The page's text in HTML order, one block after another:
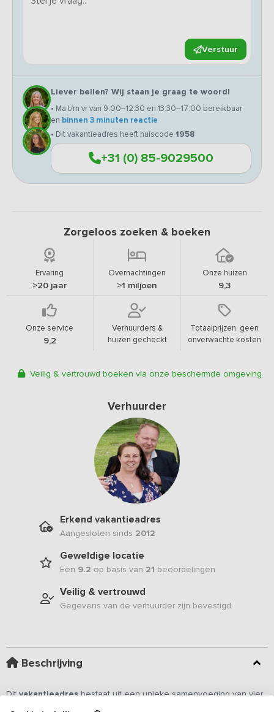
Verstuur
Liever bellen? Wij staan je graag te woord!
• Ma t/m vr van 9:00–12:30 en 13:30–17:00 bereikbaar
en binnen 3 minuten reactie
• Dit vakantieadres heeft huiscode 1958
+31 (0) 85-9029500
Zorgeloos zoeken & boeken
Ervaring
>20 jaar
Overnachtingen
>1 miljoen
Onze huizen
9,3
Onze service
9,2
Verhuurders &
huizen gecheckt
Totaalprijzen, geen
onverwachte kosten
Veilig & vertrouwd boeken via onze beschermde omgeving
Verhuurder
Erkend vakantieadres
Aangesloten sinds 2012
Geweldige locatie
Een 9.2 op basis van 21 beoordelingen
Veilig & vertrouwd
Gegevens van de verhuurder zijn bevestigd
Beschrijving
Ditvakantieadresbestaat uit een unieke samenvoeging van vier